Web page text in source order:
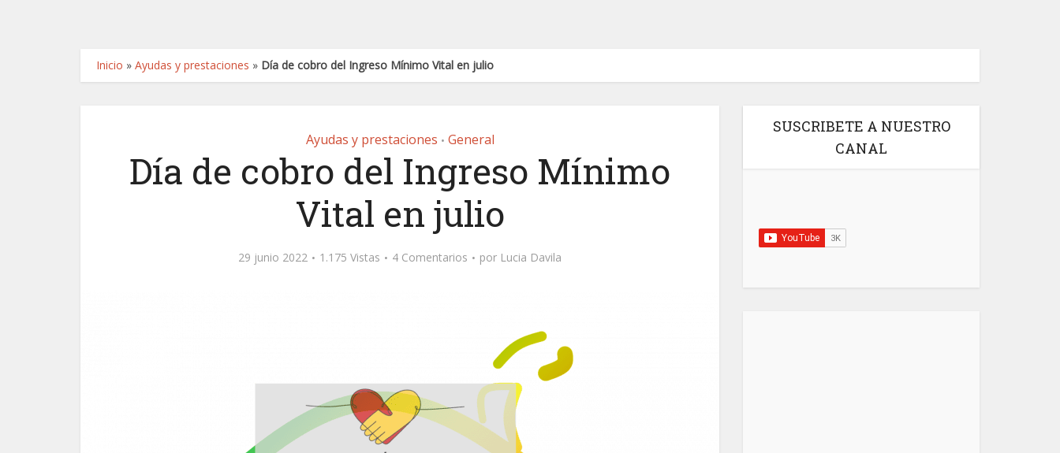
Inicio » Ayudas y prestaciones » Día de cobro del Ingreso Mínimo Vital en julio
Ayudas y prestaciones • General
Día de cobro del Ingreso Mínimo
Vital en julio
29 junio 2022 1.175 Vistas 4 Comentarios por Lucia Davila
SUSCRIBETE A NUESTRO
CANAL